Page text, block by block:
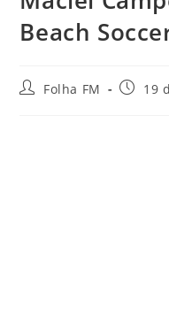
Beach
Folha FM 19